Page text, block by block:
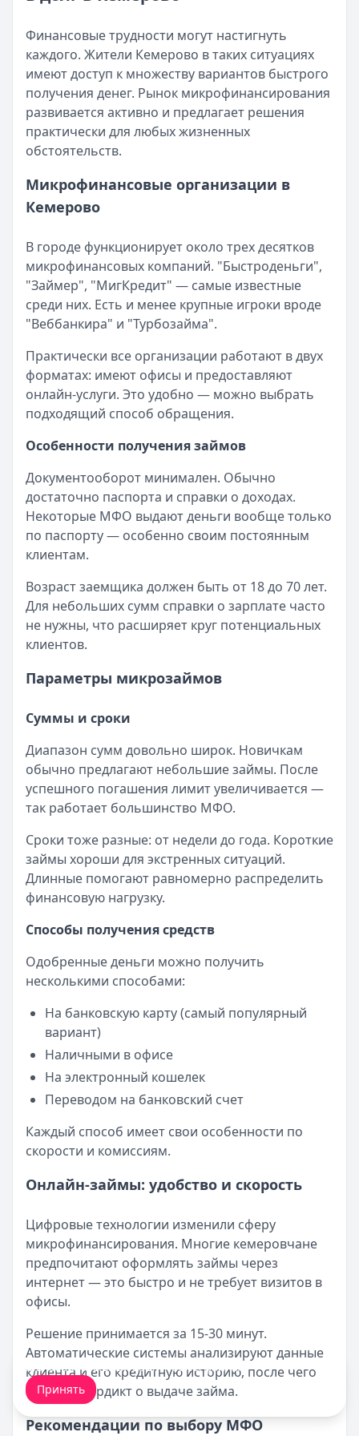
Все статьи
Опубликовано:5 декабря 2025 г.
Категория:МФО
Читать новость
Срочный микрозайм 15 000 ₽ на карту: свежая
Кратко:Нужны 15 000 рублей на карту прямо сегодня?
Опубликовано:5 декабря 2025 г.
Категория:МФО
Рекордный рост доли клиентов МФО с iPhone: что
Кратко:В III квартале 2025 года владельцы iPhone
Категория:МФО
Читать новость
57 сервисов микрозаймов через Госуслуги: где
Кратко:Авторизация через Госуслуги ускоряет
Опубликовано:23 ноября 2025 г.
Читать новость
Смс о «одобренном займе» от Bigmani Ru: как
Кратко:Пришло СМС об одобрении займа от Bigmani
Опубликовано:23 ноября 2025 г.
Категория:МФО
Все новости
Финансовые трудности могут настигнуть
каждого. Жители Кемерово в таких ситуациях
имеют доступ к множеству вариантов быстрого
получения денег. Рынок микрофинансирования
развивается активно и предлагает решения
практически для любых жизненных
обстоятельств.
Микрофинансовые организации в
Кемерово
В городе функционирует около трех десятков
микрофинансовых компаний. "Быстроденьги",
"Займер", "МигКредит" — самые известные
среди них. Есть и менее крупные игроки вроде
"Веббанкира" и "Турбозайма".
Практически все организации работают в двух
форматах: имеют офисы и предоставляют
онлайн-услуги. Это удобно — можно выбрать
подходящий способ обращения.
Особенности получения займов
Документооборот минимален. Обычно
достаточно паспорта и справки о доходах.
Некоторые МФО выдают деньги вообще только
по паспорту — особенно своим постоянным
клиентам.
Возраст заемщика должен быть от 18 до 70 лет.
Для небольших сумм справки о зарплате часто
не нужны, что расширяет круг потенциальных
клиентов.
Параметры микрозаймов
Суммы и сроки
Диапазон сумм довольно широк. Новичкам
обычно предлагают небольшие займы. После
успешного погашения лимит увеличивается —
так работает большинство МФО.
Сроки тоже разные: от недели до года. Короткие
займы хороши для экстренных ситуаций.
Длинные помогают равномерно распределить
финансовую нагрузку.
Способы получения средств
Одобренные деньги можно получить
несколькими способами:
На банковскую карту (самый популярный
вариант)
Наличными в офисе
На электронный кошелек
Переводом на банковский счет
Каждый способ имеет свои особенности по
скорости и комиссиям.
Онлайн-займы: удобство и скорость
Цифровые технологии изменили сферу
микрофинансирования. Многие кемеровчане
предпочитают оформлять займы через
интернет — это быстро и не требует визитов в
офисы.
Решение принимается за 15-30 минут.
Автоматические системы анализируют данные
клиента и его кредитную историю, после чего
выносят вердикт о выдаче займа.
Рекомендации по выбору МФО
Мы обрабатываем ваши cookie-файлы
Принять